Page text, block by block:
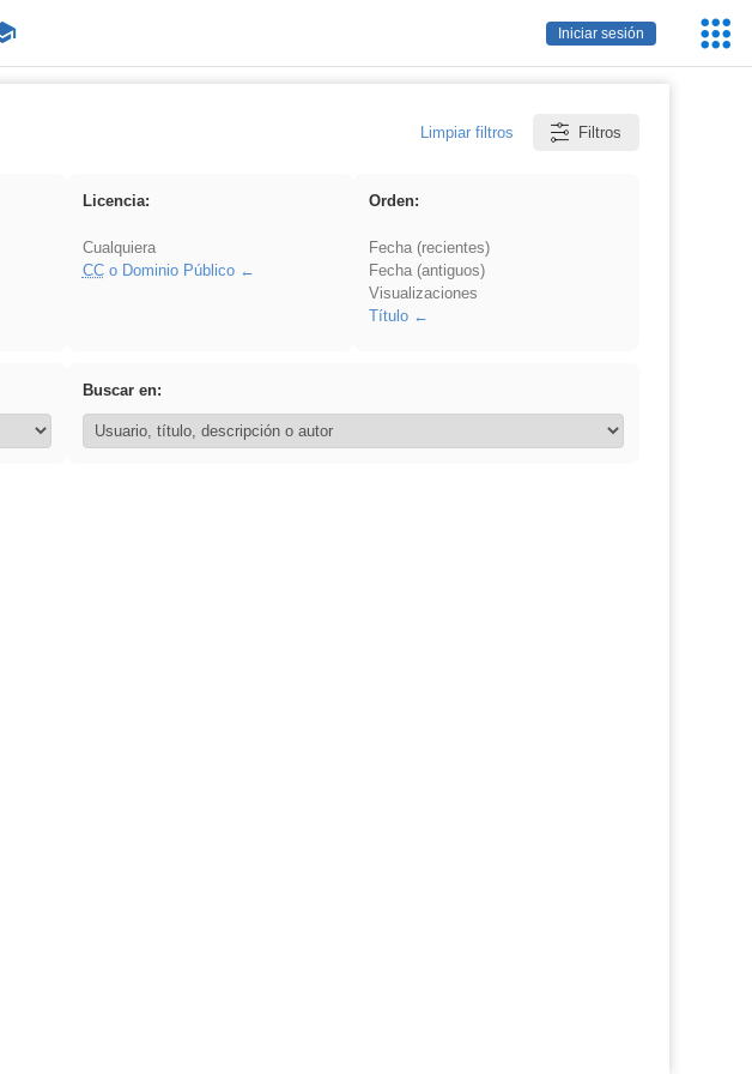
Iniciar sesión
Limpiar filtros Filtros
Licencia:
Cualquiera
CCo Dominio Público
Orden:
Fecha (recientes)
Fecha (antiguos)
Visualizaciones
Título
Buscar en: